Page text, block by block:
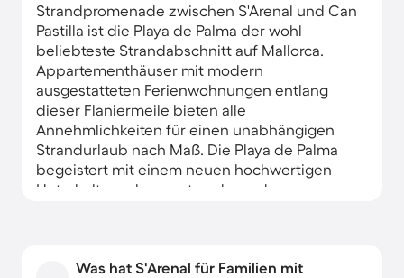
Strandpromenade zwischen S'Arenal und Can
Pastilla ist die Playa de Palma der wohl
beliebteste Strandabschnitt auf Mallorca.
Appartementhäuser mit modern
ausgestatteten Ferienwohnungen entlang
dieser Flaniermeile bieten alle
Annehmlichkeiten für einen unabhängigen
Strandurlaub nach Maß. Die Playa de Palma
begeistert mit einem neuen hochwertigen
Unterhaltungskonzept und von der
Was hat S'Arenal für Familien mit